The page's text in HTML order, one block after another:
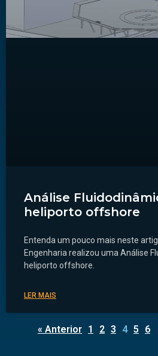
Análise
heliporto offshore
Entenda um pouco mais neste
Engenharia realizou uma Análise
heliporto offshore.
LER MAIS
« Anterior 1 2 3 4 5 6